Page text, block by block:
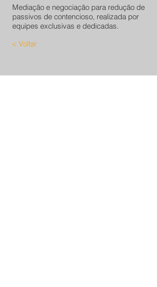
Mediação e negociação para redução de
passivos de contencioso, realizada por
equipes exclusivas e dedicadas.
< Voltar